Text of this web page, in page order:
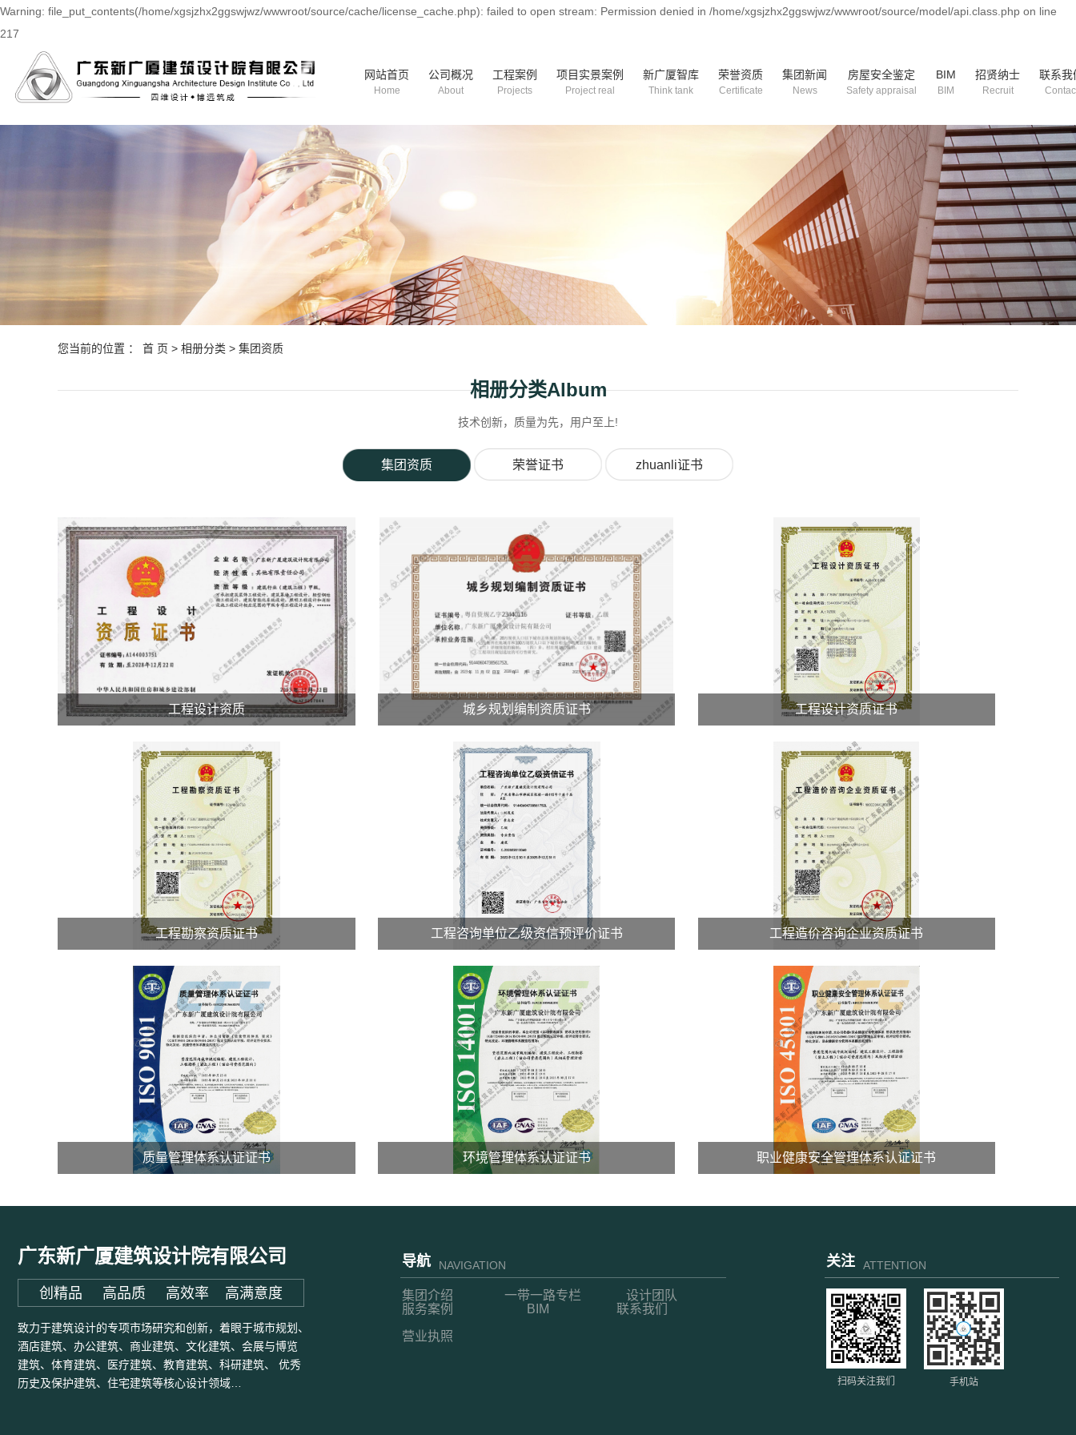
Warning: file_put_contents(/home/xgsjzhx2ggswjwz/wwwroot/source/cache/license_cache.php): failed to open stream: Permission denied in /home/xgsjzhx2ggswjwz/wwwroot/source/model/api.class.php on line
217
网站首页
Home
公司概况
About
工程案例
Projects
项目实景案例
Project real
新广厦智库
Think tank
荣誉资质
Certificate
集团新闻
News
房屋安全鉴定
Safety appraisal
BIM
BIM
招贤纳士
Recruit
联系我
您当前的位置 ： 首 页 > 相册分类 > 集团资质
相册分类Album
技术创新，质量为先，用户至上!
集团资质 荣誉证书 zhuanli证书
工程设计资质 城乡规划编制资质证书 工程设计资质证书
工程勘察资质证书 工程咨询单位乙级资信预评价证书 工程造价咨询企业资质证书
质量管理体系认证证书 环境管理体系认证证书 职业健康安全管理体系认证证书
广东新广厦建筑设计院有限公司
创精品 高品质 高效率 高满意度
致力于建筑设计的专项市场研究和创新，着眼于城市规划、
酒店建筑、办公建筑、商业建筑、文化建筑、会展与博览
建筑、体育建筑、医疗建筑、教育建筑、科研建筑、 优秀
历史及保护建筑、住宅建筑等核心设计领域…
导航 NAVIGATION
集团介绍 一带一路专栏
设计团队
服务案例
BIM
联系我们
营业执照
关注 ATTENTION
扫码关注我们 手机站